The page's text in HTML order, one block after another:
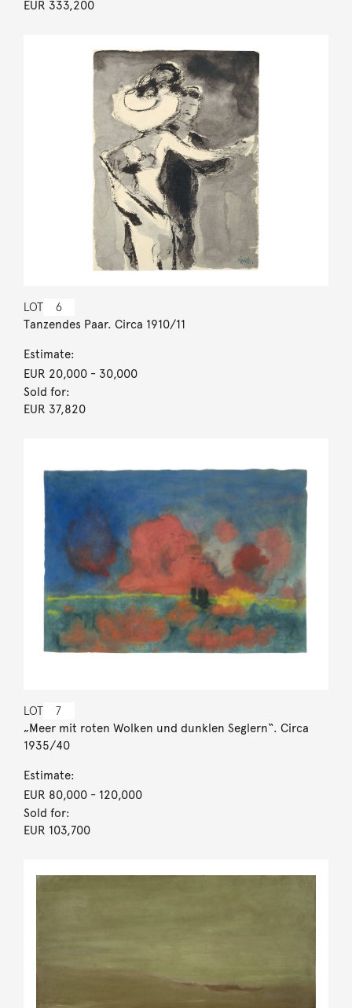
EUR 333,200
LOT 6
Tanzendes Paar. Circa 1910/11
Estimate:
EUR 20,000- 30,000
Sold for:
EUR 37,820
LOT 7
„Meer mit roten Wolken und dunklen Seglern“. Circa
1935/40
Estimate:
EUR 80,000- 120,000
Sold for:
EUR 103,700